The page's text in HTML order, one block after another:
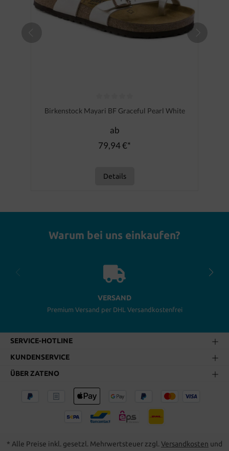
Durchschnittliche Bewertung von 0 von 5 Sternen
Birkenstock Mayari BF Graceful Pearl White
ab
79,94 €*
Details
Warum bei uns einkaufen?
VERSAND
Premium Versand per DHL Versandkostenfrei
SERVICE-HOTLINE
KUNDENSERVICE
ÜBER ZATENO
* Alle Preise inkl. gesetzl. Mehrwertsteuer zzgl. Versandkosten und